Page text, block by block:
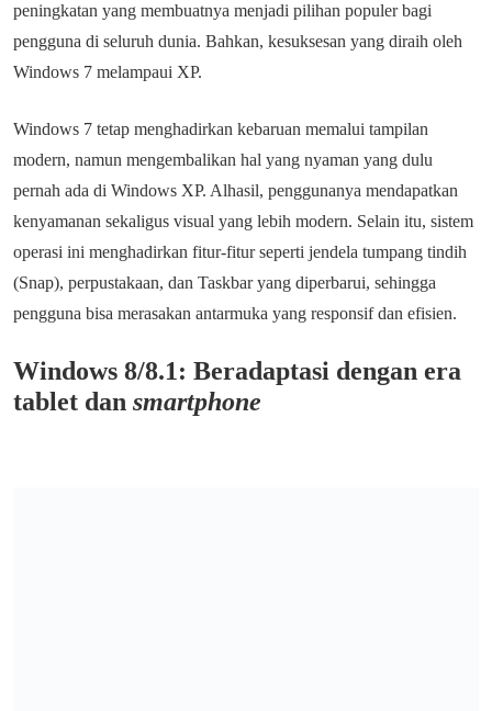
peningkatan yang membuatnya menjadi pilihan populer bagi
pengguna di seluruh dunia. Bahkan, kesuksesan yang diraih oleh
Windows 7 melampaui XP.
Windows 7 tetap menghadirkan kebaruan memalui tampilan
modern, namun mengembalikan hal yang nyaman yang dulu
pernah ada di Windows XP. Alhasil, penggunanya mendapatkan
kenyamanan sekaligus visual yang lebih modern. Selain itu, sistem
operasi ini menghadirkan fitur-fitur seperti jendela tumpang tindih
(Snap), perpustakaan, dan Taskbar yang diperbarui, sehingga
pengguna bisa merasakan antarmuka yang responsif dan efisien.
Windows 8/8.1: Beradaptasi dengan era
tablet dan smartphone